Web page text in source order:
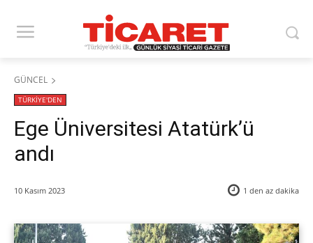
GÜNCEL
TÜRKİYE'DEN
Ege Üniversitesi Atatürk’ü
andı
10 Kasım 2023 1 den az dakika